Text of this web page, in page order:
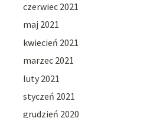
czerwiec 2021
maj 2021
kwiecień 2021
marzec 2021
luty 2021
styczeń 2021
grudzień 2020